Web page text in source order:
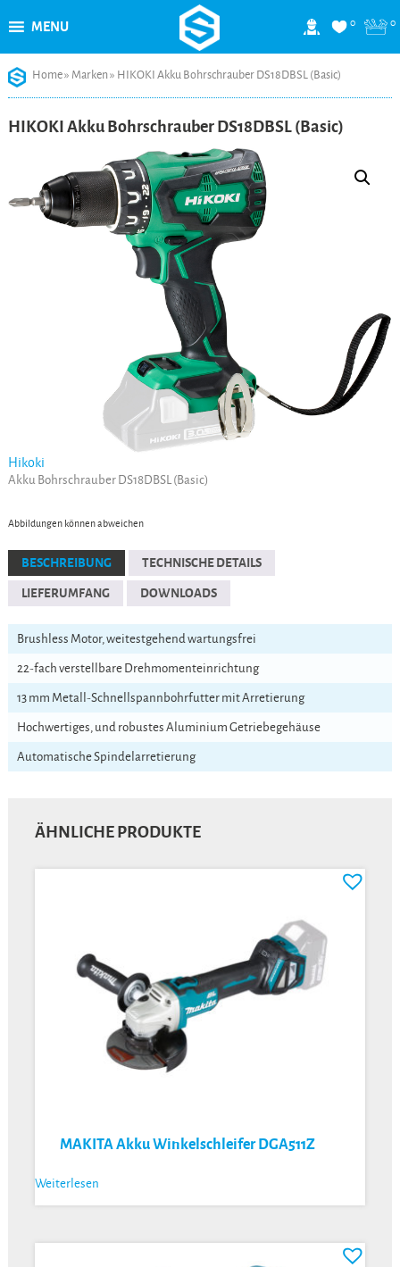
content
0 0
MENU
Home» Marken» HIKOKI Akku Bohrschrauber DS18DBSL (Basic)
HIKOKI Akku Bohrschrauber DS18DBSL (Basic)
Hikoki
Akku Bohrschrauber DS18DBSL (Basic)
Abbildungen können abweichen
BESCHREIBUNG TECHNISCHE DETAILS
LIEFERUMFANG DOWNLOADS
Brushless Motor, weitestgehend wartungsfrei
22-fach verstellbare Drehmomenteinrichtung
13 mm Metall-Schnellspannbohrfutter mit Arretierung
Hochwertiges, und robustes Aluminium Getriebegehäuse
Automatische Spindelarretierung
ÄHNLICHE PRODUKTE
MAKITA Akku Winkelschleifer DGA511Z
Weiterlesen